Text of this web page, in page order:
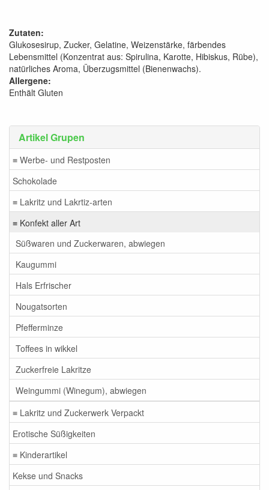
Artikel Grupen
≡ Werbe- und Restposten
Schokolade
≡ Lakritz und Lakrtiz-arten
≡ Konfekt aller Art
Süßwaren und Zuckerwaren, abwiegen
Kaugummi
Hals Erfrischer
Nougatsorten
Pfefferminze
Toffees in wikkel
Zuckerfreie Lakritze
Weingummi (Winegum), abwiegen
≡ Lakritz und Zuckerwerk Verpackt
Erotische Süßigkeiten
≡ Kinderartikel
Kekse und Snacks
Zutaten:
Glukosesirup, Zucker, Gelatine, Weizenstärke, färbendes
Lebensmittel (Konzentrat aus: Spirulina, Karotte, Hibiskus, Rübe),
natürliches Aroma, Überzugsmittel (Bienenwachs).
Allergene:
Enthält Gluten